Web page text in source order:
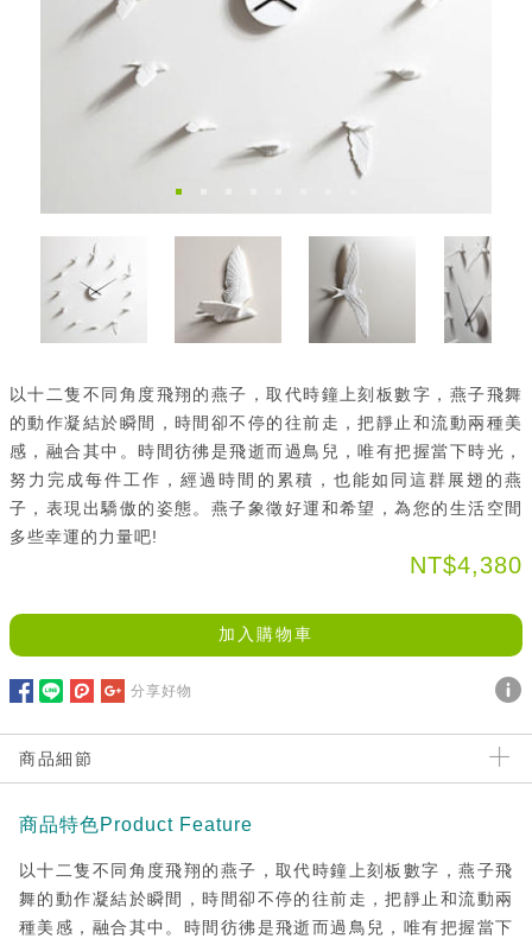
以十二隻不同角度飛翔的燕子，取代時鐘上刻板數字，燕子飛舞
的動作凝結於瞬間，時間卻不停的往前走，把靜止和流動兩種美
感，融合其中。時間彷彿是飛逝而過鳥兒，唯有把握當下時光，
努力完成每件工作，經過時間的累積，也能如同這群展翅的燕
子，表現出驕傲的姿態。燕子象徵好運和希望，為您的生活空間
多些幸運的力量吧!
NT$4,380
加入購物車
分享好物
商品細節
商品特色Product Feature
以十二隻不同角度飛翔的燕子，取代時鐘上刻板數字，燕子飛
舞的動作凝結於瞬間，時間卻不停的往前走，把靜止和流動兩
種美感，融合其中。時間彷彿是飛逝而過鳥兒，唯有把握當下